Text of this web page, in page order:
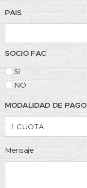
PAIS
SOCIO FAC
SI
NO
MODALIDAD DE PAGO
Mensaje